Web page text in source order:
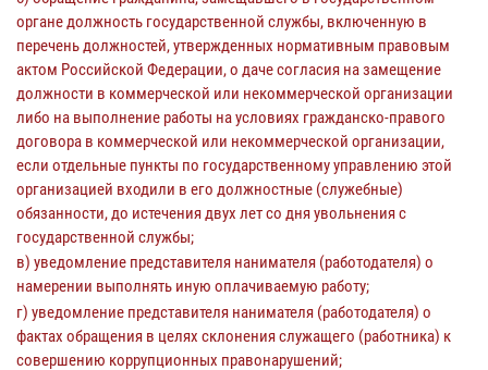
органе должность государственной службы, включенную в
перечень должностей, утвержденных нормативным правовым
актом Российской Федерации, о даче согласия на замещение
должности в коммерческой или некоммерческой организации
либо на выполнение работы на условиях гражданско-правого
договора в коммерческой или некоммерческой организации,
если отдельные пункты по государственному управлению этой
организацией входили в его должностные (служебные)
обязанности, до истечения двух лет со дня увольнения с
государственной службы;
в) уведомление представителя нанимателя (работодателя) о
намерении выполнять иную оплачиваемую работу;
г) уведомление представителя нанимателя (работодателя) о
фактах обращения в целях склонения служащего (работника) к
совершению коррупционных правонарушений;